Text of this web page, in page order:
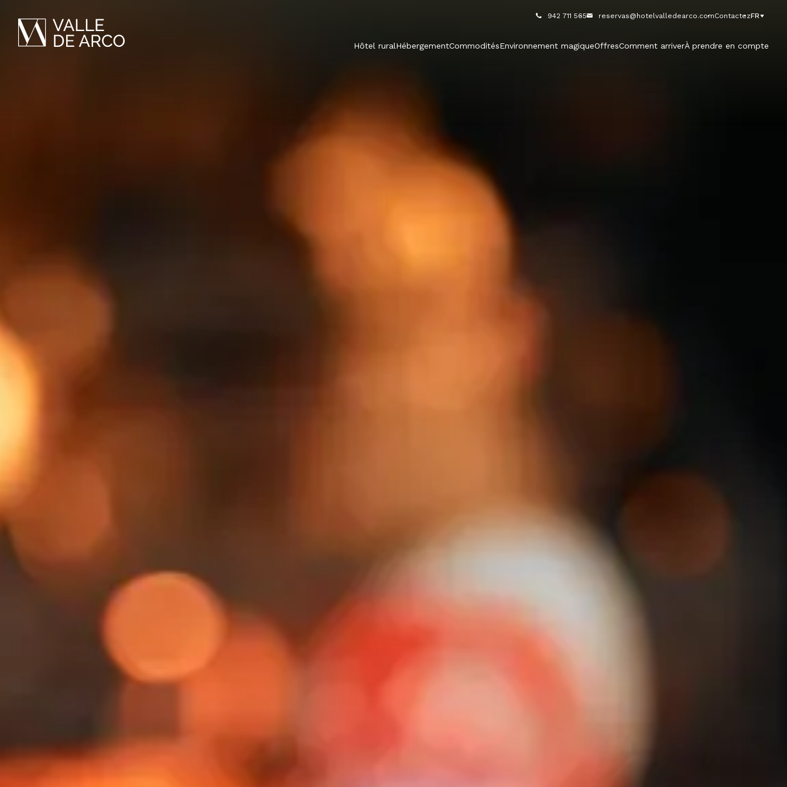
942 711 565 reservas@hotelvalledearco.comContactezFR
Hôtel ruralHébergementCommoditésEnvironnement magiqueOffresComment arriverÀ prendre en compte